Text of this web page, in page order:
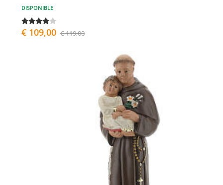
DISPONIBLE
€ 109,00 € 119,00